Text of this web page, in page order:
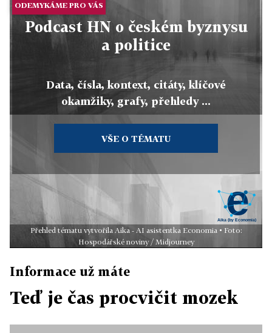
ODEMYKÁME PRO VÁS
Podcast HN o českém byznysu
a politice
Data, čísla, kontext, citáty, klíčové
okamžiky, grafy, přehledy ...
VŠE O TÉMATU
Přehled tématu vytvořila Aika - AI asistentka Economia • Foto:
Hospodářské noviny / Midjourney
Informace už máte
Teď je čas procvičit mozek